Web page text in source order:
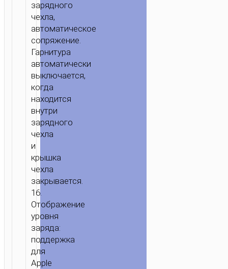
зарядного
чехла,
автоматическое
сопряжение.
Гарнитура
автоматически
выключается,
когда
находится
внутри
зарядного
чехла
и
крышка
чехла
закрывается.
16.
Отображение
уровня
заряда:
поддержка
для
Apple